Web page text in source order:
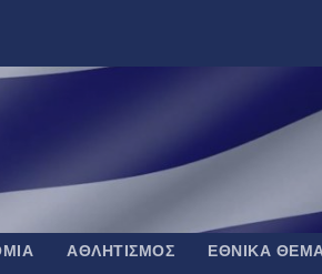
ΑΘΛΗΤΙΣΜΌΣ ΕΘΝΙΚΆ